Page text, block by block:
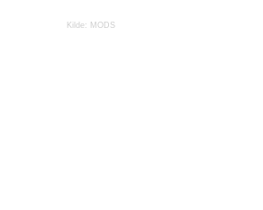
Kilde: MODS